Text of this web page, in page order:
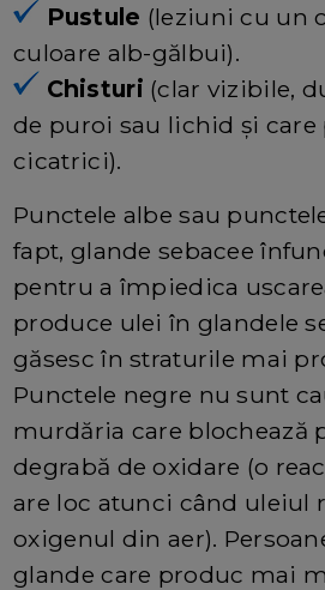
Pustule (leziuni cu un
culoare alb-gălbui).
Chisturi (clar vizibile,
de puroi sau lichid și care
cicatrici).
Punctele albe sau
fapt, glande sebacee
pentru a împiedica
produce ulei în glandele
găsesc în straturile mai
Punctele negre nu sunt
murdăria care blochează
degrabă de oxidare (o
are loc atunci când uleiul
oxigenul din aer).
glande care produc mai